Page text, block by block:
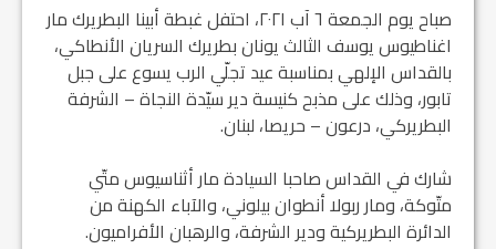
صباح يوم الجمعة ٦ آب ٢٠٢١، احتفل غبطة أبينا البطريرك مار
اغناطيوس يوسف الثالث يونان بطريرك السريان الأنطاكي،
بالقداس الإلهي بمناسبة عيد تجلّي الرب يسوع على جبل
تابور، وذلك على مذبح كنيسة دير سيّدة النجاة – الشرفة
البطريركي، درعون – حريصا، لبنان.
شارك في القداس صاحبا السيادة مار أثناسيوس متّي
متّوكة، ومار ربولا أنطوان بيلوني، والآباء الكهنة من
الدائرة البطريركية ودير الشرفة، والرهبان الأفراميون.